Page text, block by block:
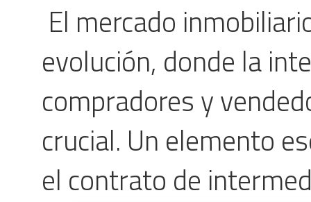
El mercado
evolución, donde la
compradores y
crucial. Un elemento
el contrato de